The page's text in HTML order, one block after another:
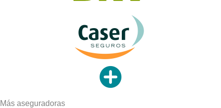
Más aseguradoras